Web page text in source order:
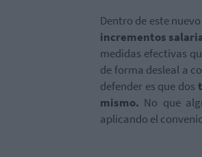
Dentro de este
incrementos
medidas efectivas
de forma desleal a
defender es que dos
mismo. No que
aplicando el